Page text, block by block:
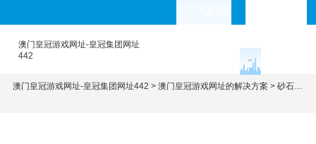
澳门皇冠游戏网址-皇冠集团网址
442
澳门皇冠游戏网址-皇冠集团网址442 >澳门皇冠游戏网址的解决方案 >砂石骨料生产线